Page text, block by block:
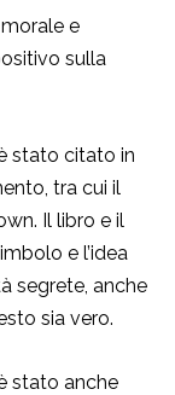
e
sulla
stato citato in
tra cui il
Il libro e il
e l’idea
segrete, anche
sia vero.
stato anche